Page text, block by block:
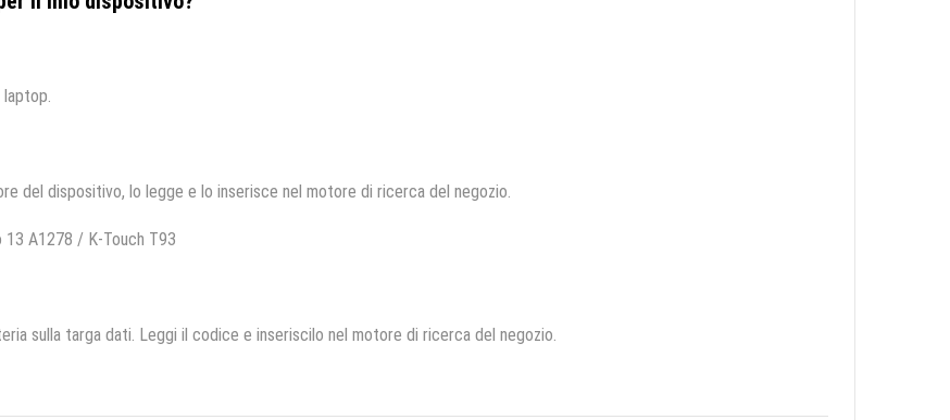
del dispositivo, lo legge e lo inserisce nel motore di ricerca del negozio.
13 A1278 / K-Touch T93
sulla targa dati. Leggi il codice e inseriscilo nel motore di ricerca del negozio.